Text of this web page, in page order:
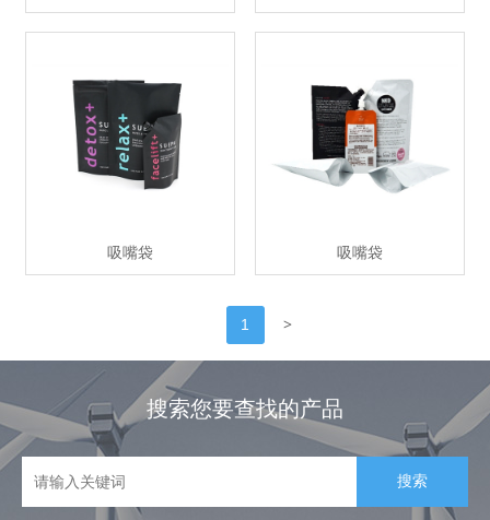
吸嘴袋 吸嘴袋
1 >
搜索您要查找的产品